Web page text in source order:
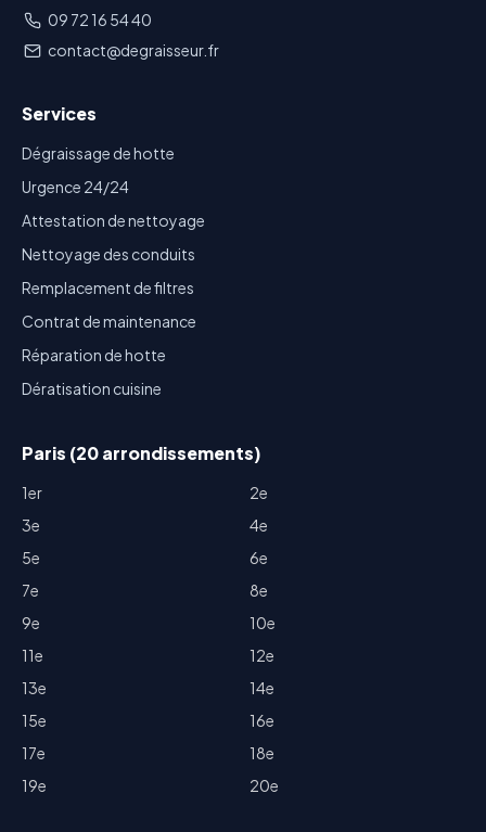
09 72 16 54 40
contact@degraisseur.fr
Services
Dégraissage de hotte
Urgence 24/24
Attestation de nettoyage
Nettoyage des conduits
Remplacement de filtres
Contrat de maintenance
Réparation de hotte
Dératisation cuisine
Paris (20 arrondissements)
1er
2e
3e
4e
5e
6e
7e
8e
9e
10e
11e
12e
13e
14e
15e
16e
17e
18e
19e
20e